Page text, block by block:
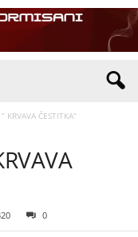
ČESTITKA”
0